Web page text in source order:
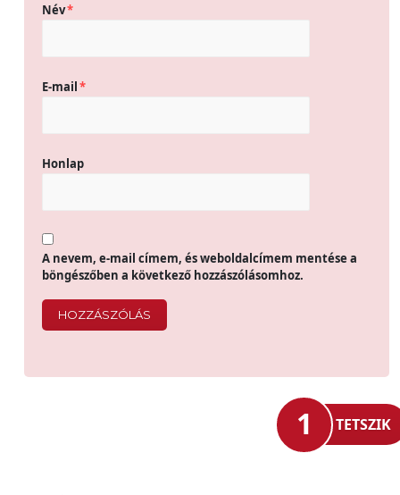
Név*
E-mail*
Honlap
A nevem, e-mail címem, és weboldalcímem mentése a
böngészőben a következő hozzászólásomhoz.
1 TETSZIK